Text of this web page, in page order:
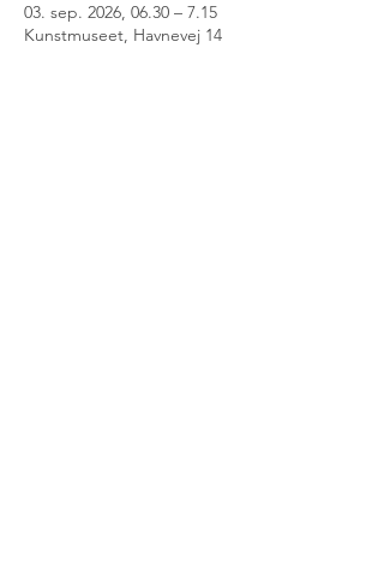
03. sep. 2026, 06.30 – 7.15
Kunstmuseet, Havnevej 14